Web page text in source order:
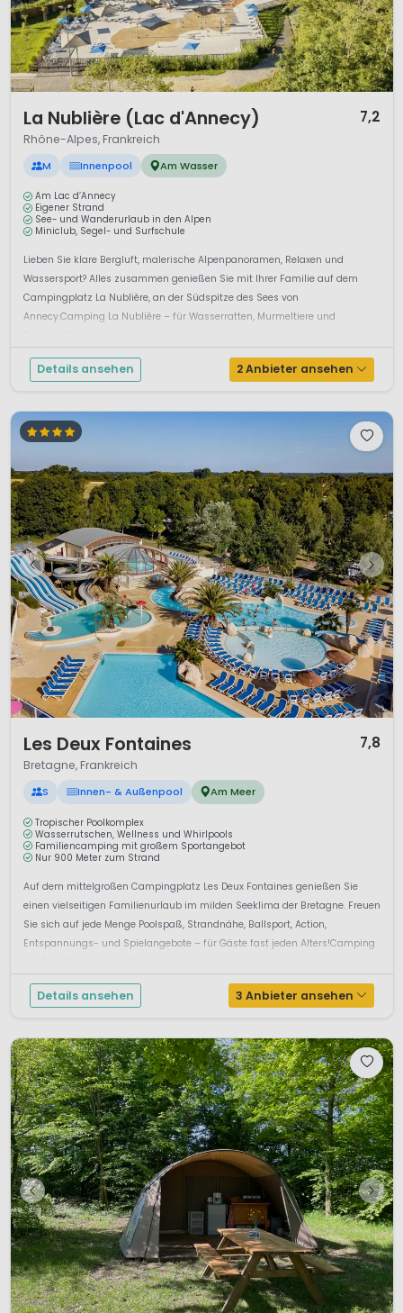
La Nublière (Lac d'Annecy) 7,2
Rhône-Alpes, Frankreich
M Innenpool Am Wasser
Am Lac d’Annecy
Eigener Strand
See- und Wanderurlaub in den Alpen
Miniclub, Segel- und Surfschule
Lieben Sie klare Bergluft, malerische Alpenpanoramen, Relaxen und
Wassersport? Alles zusammen genießen Sie mit Ihrer Familie auf dem
Campingplatz La Nublière, an der Südspitze des Sees von
Annecy.Camping La Nublière – für Wasserratten, Murmeltiere und
Details ansehen 2 Anbieter ansehen
Les Deux Fontaines 7,8
Bretagne, Frankreich
S Innen- & Außenpool Am Meer
Tropischer Poolkomplex
Wasserrutschen, Wellness und Whirlpools
Familiencamping mit großem Sportangebot
Nur 900 Meter zum Strand
Auf dem mittelgroßen Campingplatz Les Deux Fontaines genießen Sie
einen vielseitigen Familienurlaub im milden Seeklima der Bretagne. Freuen
Sie sich auf jede Menge Poolspaß, Strandnähe, Ballsport, Action,
Entspannungs- und Spielangebote – für Gäste fast jeden Alters!Camping
Details ansehen 3 Anbieter ansehen